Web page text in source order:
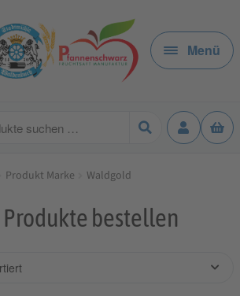
Menü
Produkt Marke Waldgold
bestellen